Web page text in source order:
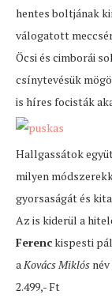
hentes boltjának
válogatott
Öcsi és cimborái
csínytevésük
is híres focisták
Hallgassátok
milyen
gyorsaságát és
Az is kiderül a
Ferenckispesti
aKovács Miklós
2.499,- Ft